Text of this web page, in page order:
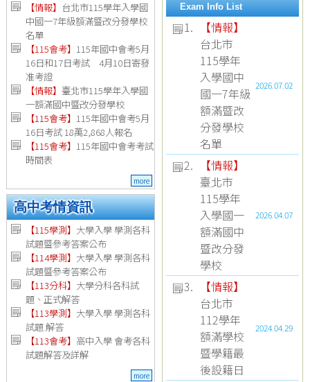
【情報】 台北市115學年入學國
中國一7年級額滿暨改分發學校
名單
【115會考】 115年國中會考5月
16日和17日考試 4月10日寄發
准考證
【情報】 臺北市115學年入學國
一額滿國中暨改分發學校
【115會考】 115年國中會考5月
16日考試 18萬2,868人報名
【115會考】 115年國中會考考試
時間表
more
高中考情資訊
【115學測】 大學入學 學測各科
試題暨參考答案公布
【114學測】 大學入學 學測各科
試題暨參考答案公布
【113分科】 大學分科各科試
題、正式解答
【113學測】 大學入學 學測各科
試題.解答
【113會考】 高中入學 會考各科
試題解答及詳解
more
Exam Info List
1.
【情報】
台北市
115學年
入學國中
國一7年級
額滿暨改
分發學校
名單
2026.07.02
2.
【情報】
臺北市
115學年
入學國一
額滿國中
暨改分發
學校
2026.04.07
3.
【情報】
台北市
112學年
額滿學校
暨學籍最
後設籍日
2024.04.29